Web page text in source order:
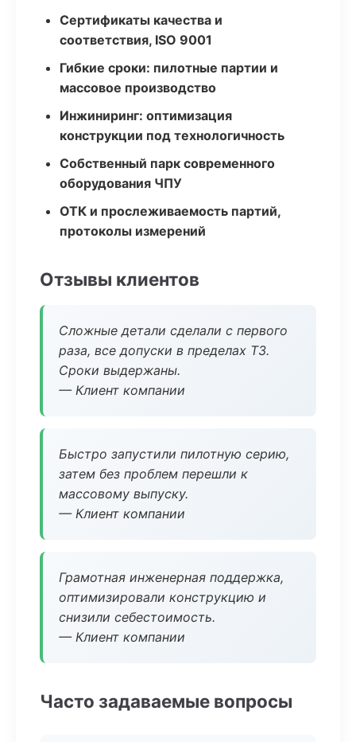
Сертификаты качества и
соответствия, ISO 9001
Гибкие сроки: пилотные партии и
массовое производство
Инжиниринг: оптимизация
конструкции под технологичность
Собственный парк современного
оборудования ЧПУ
ОТК и прослеживаемость партий,
протоколы измерений
Отзывы клиентов
Сложные детали сделали с первого
раза, все допуски в пределах ТЗ.
Сроки выдержаны.
— Клиент компании
Быстро запустили пилотную серию,
затем без проблем перешли к
массовому выпуску.
— Клиент компании
Грамотная инженерная поддержка,
оптимизировали конструкцию и
снизили себестоимость.
— Клиент компании
Часто задаваемые вопросы